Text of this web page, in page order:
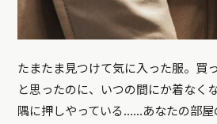
たまたま見つけて気に入った服。買
と思ったのに、いつの間にか着なく
隅に押しやっている……あなたの部屋